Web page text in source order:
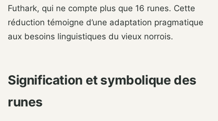
Futhark, qui ne compte plus que 16 runes. Cette
réduction témoigne d’une adaptation pragmatique
aux besoins linguistiques du vieux norrois.
Signification et symbolique des
runes